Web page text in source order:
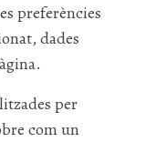
preferències
dades
per
com un